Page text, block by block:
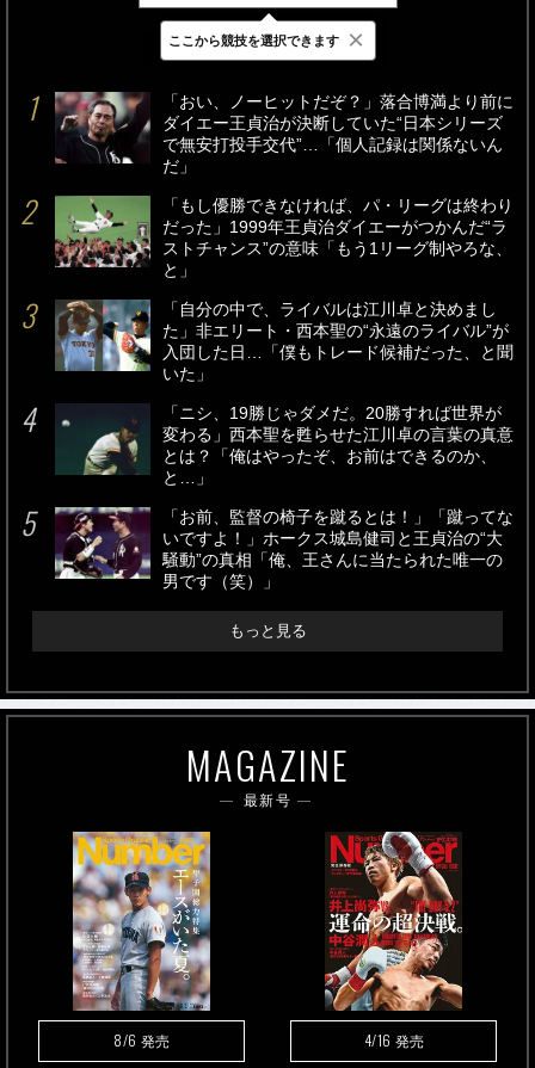
最新 24時間 週間
「おい、ノーヒットだぞ？」落合博満より前に
ダイエー王貞治が決断していた“日本シリーズ
で無安打投手交代”…「個人記録は関係ないん
だ」
「もし優勝できなければ、パ・リーグは終わり
だった」1999年王貞治ダイエーがつかんだ“ラ
ストチャンス”の意味「もう1リーグ制やろな、
と」
「自分の中で、ライバルは江川卓と決めまし
た」非エリート・西本聖の“永遠のライバル”が
入団した日…「僕もトレード候補だった、と聞
いた」
「ニシ、19勝じゃダメだ。20勝すれば世界が
変わる」西本聖を甦らせた江川卓の言葉の真意
とは？「俺はやったぞ、お前はできるのか、
と…」
「お前、監督の椅子を蹴るとは！」「蹴ってな
いですよ！」ホークス城島健司と王貞治の“大
騒動”の真相「俺、王さんに当たられた唯一の
男です（笑）」
もっと見る
MAGAZINE
最新号
8/6 発売 4/16 発売
ここから競技を選択できます ×